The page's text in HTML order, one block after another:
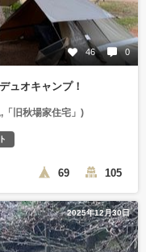
46 0
ュオキャンプ！
旧秋場家住宅」)
69 105
2025年12月30日